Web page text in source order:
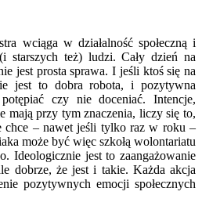
wciąga w działalność społeczną i
starszych też) ludzi. Cały dzień na
jest prosta sprawa. I jeśli ktoś się na
jest to dobra robota, i pozytywna
czy nie doceniać. Intencje,
mają przy tym znaczenia, liczy się to,
chce – nawet jeśli tylko raz w roku –
może być więc szkołą wolontariatu
Ideologicznie jest to zaangażowanie
dobrze, że jest i takie. Każda akcja
pozytywnych emocji społecznych